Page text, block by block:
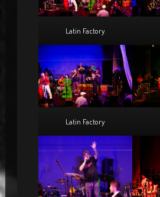
Latin Factory
Latin Factory